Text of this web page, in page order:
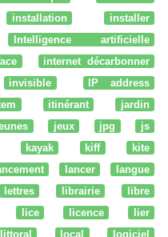
installation
installer
Intelligence artificielle
internet décarbonner
invisible
IP address
itinérant
jardin
jeux jpg
js
kayak kiff
kite
lancer
langue
lettres librairie
libre
lice licence
lier
littoral local
logiciel